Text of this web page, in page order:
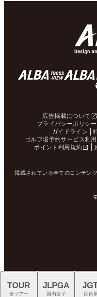
広告掲載について
プライバシーポリシー
ガイドライン
ゴルフ場予約サービス利
ポイント利用規約
掲載されている全てのコンテン
TOUR
全ツアー
JLPGA
国内女子 国内